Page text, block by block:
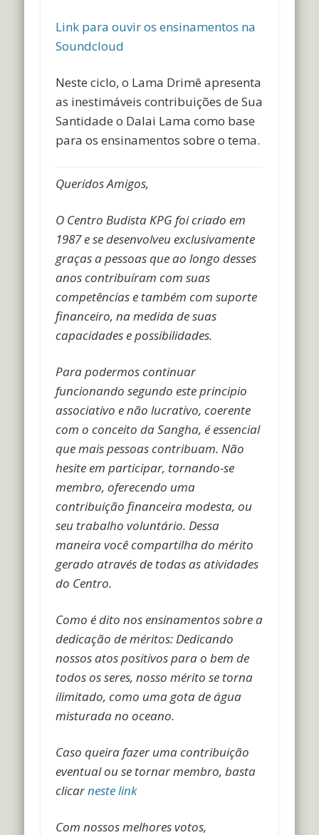
Link para ouvir os ensinamentos na
Soundcloud
Neste ciclo, o Lama Drimê apresenta
as inestimáveis contribuições de Sua
Santidade o Dalai Lama como base
para os ensinamentos sobre o tema.
Queridos Amigos,
O Centro Budista KPG foi criado em
1987 e se desenvolveu exclusivamente
graças a pessoas que ao longo desses
anos contribuíram com suas
competências e também com suporte
financeiro, na medida de suas
capacidades e possibilidades.
Para podermos continuar
funcionando segundo este principio
associativo e não lucrativo, coerente
com o conceito da Sangha, é essencial
que mais pessoas contribuam. Não
hesite em participar, tornando-se
membro, oferecendo uma
contribuição financeira modesta, ou
seu trabalho voluntário. Dessa
maneira você compartilha do mérito
gerado através de todas as atividades
do Centro.
Como é dito nos ensinamentos sobre a
dedicação de méritos: Dedicando
nossos atos positivos para o bem de
todos os seres, nosso mérito se torna
ilimitado, como uma gota de água
misturada no oceano.
Caso queira fazer uma contribuição
eventual ou se tornar membro, basta
clicarneste link
Com nossos melhores votos,